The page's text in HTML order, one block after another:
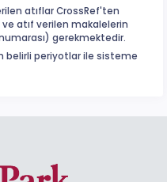
atıflar CrossRef'ten
atıf verilen makalelerin
gerekmektedir.
belirli periyotlar ile sisteme